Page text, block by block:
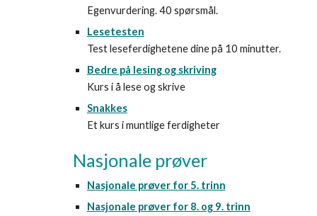
Egenvurdering. 40 spørsmål.
Lesetesten
Test leseferdighetene dine på 10 minutter.
Bedre på lesing og skriving
Kurs i å lese og skrive
Snakkes
Et kurs i muntlige ferdigheter
Nasjonale prøver
Nasjonale prøver for 5. trinn
Nasjonale prøver for 8. og 9. trinn